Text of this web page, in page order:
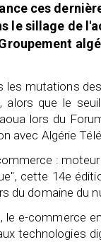
ces
le sillage de
les mutations
alors que le
lors du
avec Algérie
:
cette 14e
du domaine du
le e-commerce
technologies